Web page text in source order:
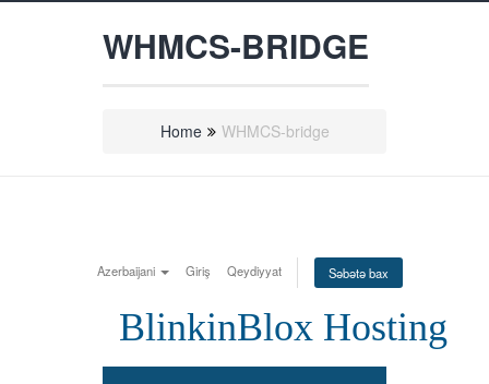
WHMCS-BRIDGE
Home WHMCS-bridge
Azerbaijani Giriş Qeydiyyat Səbətə bax
BlinkinBlox Hosting